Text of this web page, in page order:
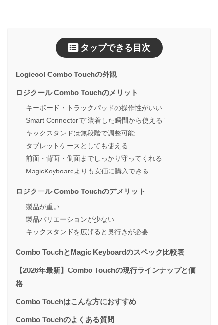
タップできる目次
Logicool Combo Touchの外観
ロジクール Combo Touchのメリット
キーボード・トラックパッドの操作性がいい
Smart Connectorで“装着した瞬間から使える”
キックスタンドは無段階で調整可能
タブレットケースとしても使える
前面・背面・側面までしっかり守ってくれる
MagicKeyboardよりも安価に購入できる
ロジクール Combo Touchのデメリット
製品が重い
製品バリエーションが少ない
キックスタンドを広げると奥行きが必要
Combo TouchとMagic Keyboardのスペック比較表
【2026年最新】Combo Touchの現行ラインナップと価
格
Combo Touchはこんな方におすすめ
Combo Touchのよくある質問